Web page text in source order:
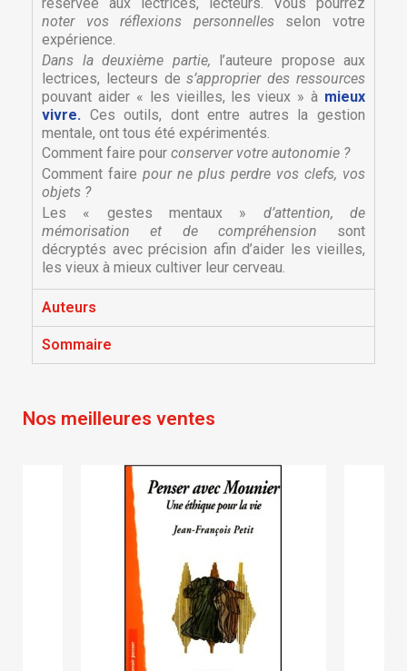
Ajouter à ma liste d'envies
add_circle_outline Créer une nouvelle liste
Créer une liste d'envies ×
Nom de la liste d'envies
Connexion ×
Vous devez être connecté pour ajouter des produits
à votre liste d'envies.
noter vos réflexions personnellesselon votre
expérience.
Dans la deuxième partie, l’auteure propose aux
lectrices, lecteurs des’approprier des ressources
pouvant aider « les vieilles, les vieux » à mieux
vivre. Ces outils, dont entre autres la gestion
mentale, ont tous été expérimentés.
Comment faire pour conserver votre autonomie ?
Comment faire pour ne plus perdre vos clefs, vos
objets ?
Les « gestes mentaux » d’attention, de
mémorisation et de compréhension sont
décryptés avec précision afin d’aider les vieilles,
les vieux à mieux cultiver leur cerveau.
Auteurs
Sommaire
Nos meilleures ventes